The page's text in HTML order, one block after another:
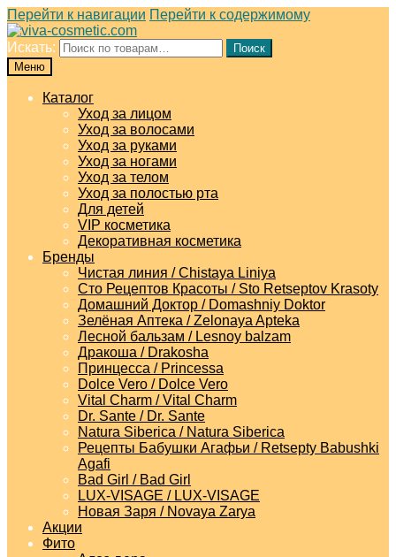
Перейти к навигации Перейти к содержимому
Искать:
Поиск
Меню
Каталог
Уход за лицом
Уход за волосами
Уход за руками
Уход за ногами
Уход за телом
Уход за полостью рта
Для детей
VIP косметика
Декоративная косметика
Бренды
Чистая линия / Chistaya Liniya
Сто Рецептов Красоты / Sto Retseptov Krasoty
Домашний Доктор / Domashniy Doktor
Зелёная Аптека / Zelonaya Apteka
Лесной бальзам / Lesnoy balzam
Дракоша / Drakosha
Принцесса / Princessa
Dolce Vero / Dolce Vero
Vital Charm / Vital Charm
Dr. Sante / Dr. Sante
Natura Siberica / Natura Siberica
Рецепты Бабушки Агафьи / Retsepty Babushki
Agafi
Bad Girl / Bad Girl
LUX-VISAGE / LUX-VISAGE
Новая Заря / Novaya Zarya
Акции
Фито